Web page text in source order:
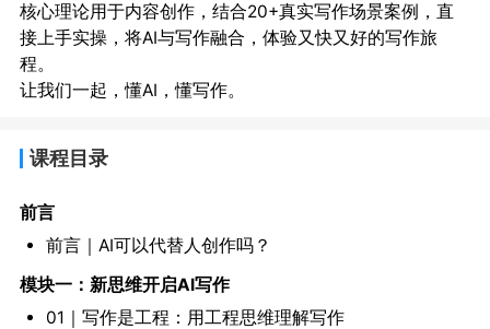
核心理论用于内容创作，结合20+真实写作场景案例，直
接上手实操，将AI与写作融合，体验又快又好的写作旅
程。
让我们一起，懂AI，懂写作。
课程目录
前言
前言｜AI可以代替人创作吗？
模块一：新思维开启AI写作
01｜写作是工程：用工程思维理解写作